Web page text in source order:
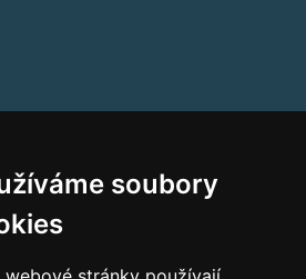
soubory
Francie